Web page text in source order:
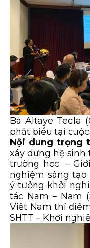
Bà Altaye Tedla
phát biểu tại
Nội dung trọng
xây dựng hệ sinh
trường học. –
nghiệm sáng tạo
ý tưởng khởi
tác Nam – Nam
Việt Nam thí
SHTT – Khởi